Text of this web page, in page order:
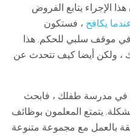
الإجراء يتابع الفروض
يكافح ، فستكون
في موقف سلبي للحكم. هذا
، ولكن أيضا كيف تتحدث عن
مدرسة طفلك ، فابحث
يتمتع المعلمون بوظائف
بالعمل مع مجموعة متنوعة